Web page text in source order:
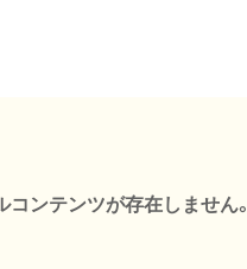
ンテンツが存在しません。